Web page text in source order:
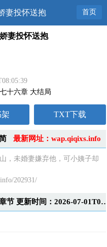
妻投怀送抱 首页
妻投怀送抱
十六章 大结局
TXT下载
最新网址：wap.qiqixs.info
，未婚妻嫌弃他，可小姨子却
202931/
逆徒下山：绝色娇妻投怀送抱最新章节 更新